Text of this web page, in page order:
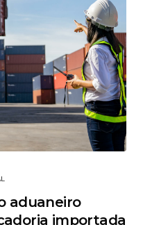
aduaneiro
importada